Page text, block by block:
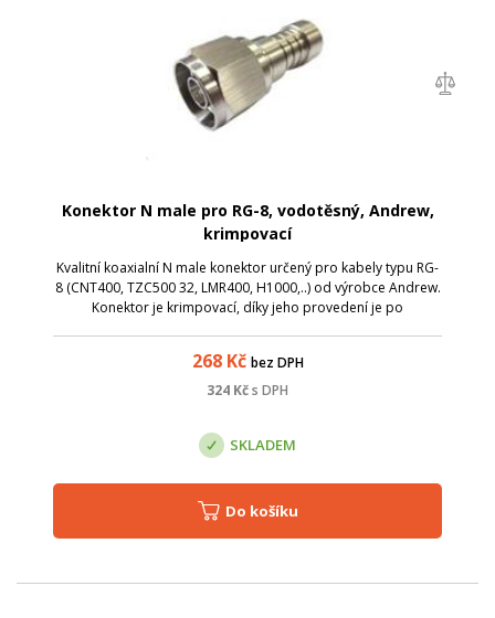
Konektor N male pro RG-8, vodotěsný, Andrew,
krimpovací
Kvalitní koaxialní N male konektor určený pro kabely typu RG-
8 (CNT400, TZC500 32, LMR400, H1000,..) od výrobce Andrew.
Konektor je krimpovací, díky jeho provedení je po
268Kč bez DPH
324 Kčs DPH
SKLADEM
Do košíku